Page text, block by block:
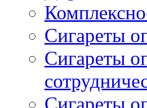
Сигареты
Сигареты
Сигареты